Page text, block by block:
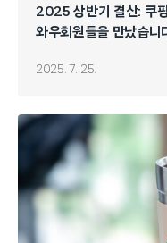
2025 상반기 결산: 쿠
와우회원들을 만났습니
2025. 7. 25.